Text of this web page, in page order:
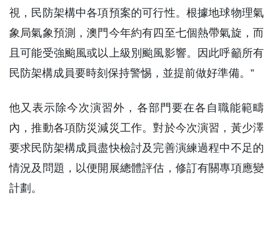
視，民防架構中各項預案的可行性。根據地球物理氣
象局氣象預測，澳門今年約有四至七個熱帶氣旋，而
且可能受強颱風或以上級別颱風影響。因此呼籲所有
民防架構成員要時刻保持警惕，並提前做好準備。”
他又表示除今次演習外，各部門要在各自職能範疇
內，推動各項防災減災工作。對於今次演習，黃少澤
要求民防架構成員盡快檢討及完善演練過程中不足的
情況及問題，以便開展總體評估，修訂有關專項應變
計劃。